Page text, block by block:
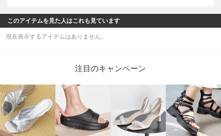
このアイテムを見た人はこれも見ています
現在表示するアイテムはありません。
注目のキャンペーン